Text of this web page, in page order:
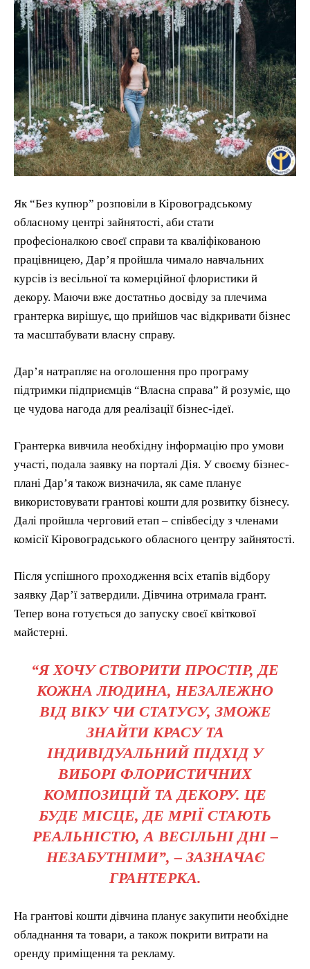
Як “Без купюр” розповіли в Кіровоградському
обласному центрі зайнятості, аби стати
професіоналкою своєї справи та кваліфікованою
працівницею, Дар’я пройшла чимало навчальних
курсів із весільної та комерційної флористики й
декору. Маючи вже достатньо досвіду за плечима
грантерка вирішує, що прийшов час відкривати бізнес
та масштабувати власну справу.
Дар’я натрапляє на оголошення про програму
підтримки підприємців “Власна справа” й розуміє, що
це чудова нагода для реалізації бізнес-ідеї.
Грантерка вивчила необхідну інформацію про умови
участі, подала заявку на порталі Дія. У своєму бізнес-
плані Дар’я також визначила, як саме планує
використовувати грантові кошти для розвитку бізнесу.
Далі пройшла черговий етап – співбесіду з членами
комісії Кіровоградського обласного центру зайнятості.
Після успішного проходження всіх етапів відбору
заявку Дар’ї затвердили. Дівчина отримала грант.
Тепер вона готується до запуску своєї квіткової
майстерні.
“Я ХОЧУ СТВОРИТИ ПРОСТІР, ДЕ
КОЖНА ЛЮДИНА, НЕЗАЛЕЖНО
ВІД ВІКУ ЧИ СТАТУСУ, ЗМОЖЕ
ЗНАЙТИ КРАСУ ТА
ІНДИВІДУАЛЬНИЙ ПІДХІД У
ВИБОРІ ФЛОРИСТИЧНИХ
КОМПОЗИЦІЙ ТА ДЕКОРУ. ЦЕ
БУДЕ МІСЦЕ, ДЕ МРІЇ СТАЮТЬ
РЕАЛЬНІСТЮ, А ВЕСІЛЬНІ ДНІ –
НЕЗАБУТНІМИ”, – ЗАЗНАЧАЄ
ГРАНТЕРКА.
На грантові кошти дівчина планує закупити необхідне
обладнання та товари, а також покрити витрати на
оренду приміщення та рекламу.